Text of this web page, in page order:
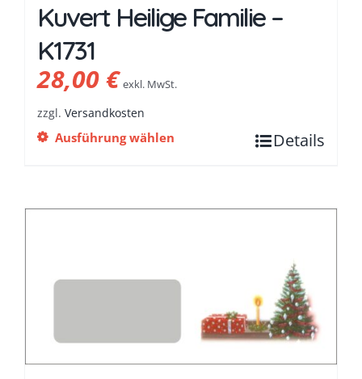
Kuvert Heilige Familie –
K1731
28,00€ exkl. MwSt.
zzgl. Versandkosten
Ausführung wählen Details